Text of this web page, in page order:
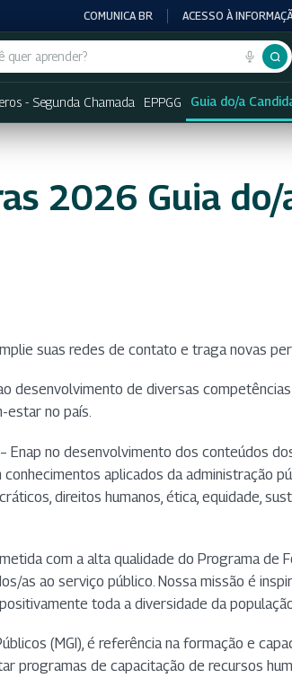
COMUNICA BR ACESSO À
- Segunda Chamada EPPGG Guia do/a
2026 Guia
suas redes de contato e traga novas
de diversas
estar no país.
no desenvolvimento dos conteúdos
aplicados da administração
direitos humanos, ética, equidade,
com a alta qualidade do Programa de
ao serviço público. Nossa missão é
toda a diversidade da
(MGI), é referência na formação e
programas de capacitação de recursos